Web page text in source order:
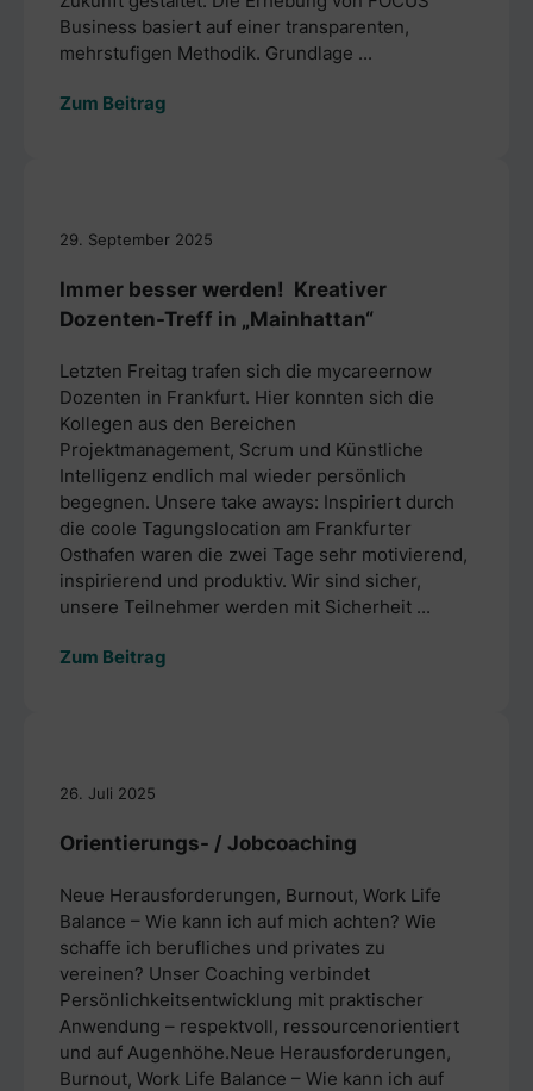
Business basiert auf einer transparenten,
mehrstufigen Methodik. Grundlage ...
Zum Beitrag
29. September 2025
Immer besser werden! Kreativer
Dozenten-Treff in „Mainhattan“
Letzten Freitag trafen sich die mycareernow
Dozenten in Frankfurt. Hier konnten sich die
Kollegen aus den Bereichen
Projektmanagement, Scrum und Künstliche
Intelligenz endlich mal wieder persönlich
begegnen. Unsere take aways: Inspiriert durch
die coole Tagungslocation am Frankfurter
Osthafen waren die zwei Tage sehr motivierend,
inspirierend und produktiv. Wir sind sicher,
unsere Teilnehmer werden mit Sicherheit ...
Zum Beitrag
26. Juli 2025
Orientierungs- / Jobcoaching
Neue Herausforderungen, Burnout, Work Life
Balance – Wie kann ich auf mich achten? Wie
schaffe ich berufliches und privates zu
vereinen? Unser Coaching verbindet
Persönlichkeitsentwicklung mit praktischer
Anwendung – respektvoll, ressourcenorientiert
und auf Augenhöhe.Neue Herausforderungen,
Burnout, Work Life Balance – Wie kann ich auf